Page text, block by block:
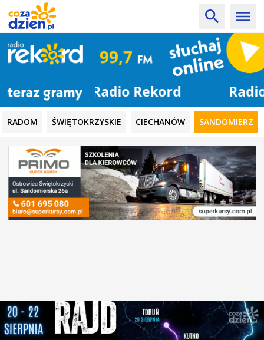
Radio Rekord
RADOM ŚWIĘTOKRZYSKIE CIECHANÓW SANDOMIERZ